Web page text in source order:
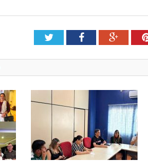
TwitterFacebook